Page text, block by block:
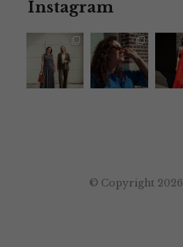
Instagram
© Copyright 2026